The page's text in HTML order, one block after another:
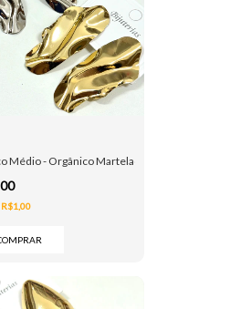
Médio - Orgânico Martelado - Dourado e Prata
R$1,00